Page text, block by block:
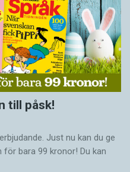
till påsk!
Just nu kan du ge
för bara 99 kronor! Du kan